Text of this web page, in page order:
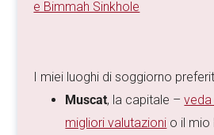
e Bimmah Sinkhole
I miei luoghi di soggiorno
Muscat, la capitale –
migliori valutazioni o il mio